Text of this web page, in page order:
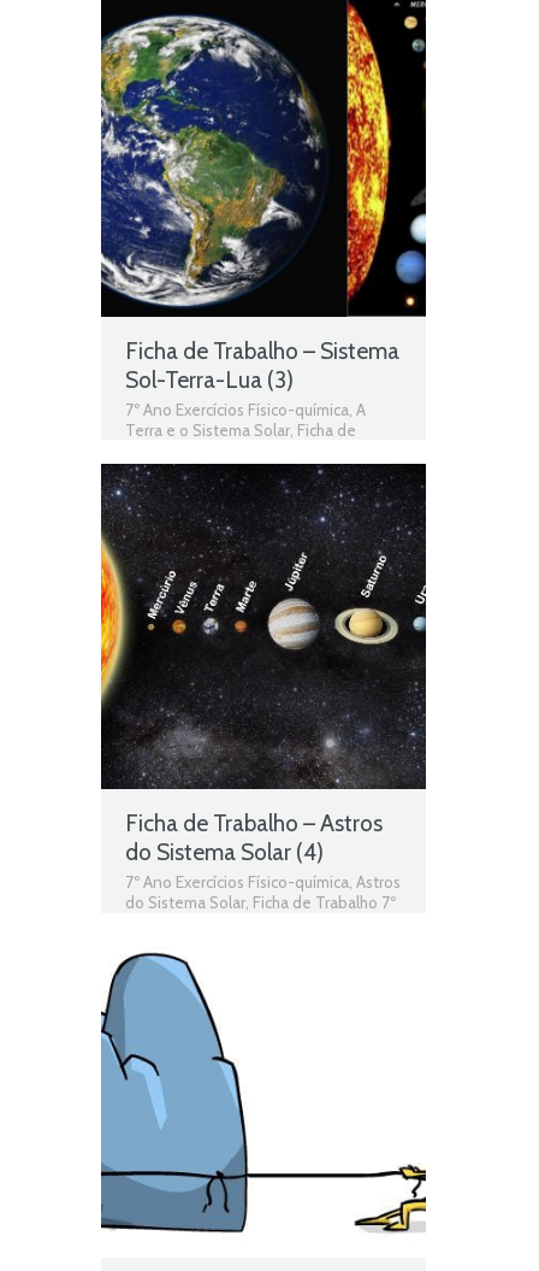
7º Ano Físico-química
Ficha de Trabalho – Sistema
Sol-Terra-Lua (3)
7º Ano Exercícios Físico-química A
Terra e o Sistema Solar Ficha de
Sistema Sol-Terra-Lua
Ficha de Trabalho – Astros
do Sistema Solar (4)
7º Ano Exercícios Físico-química Astros
do Sistema Solar Ficha de Trabalho 7º